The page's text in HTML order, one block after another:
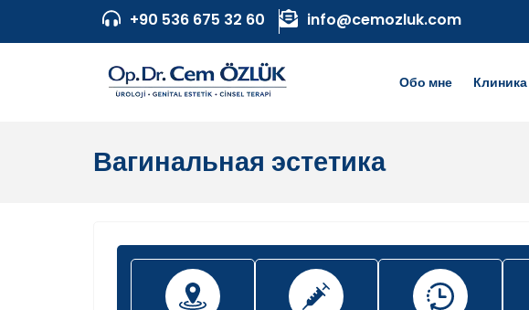
+90 536 675 32 60 info@cemozluk.com
Обо мне Клиника
Вагинальная эстетика